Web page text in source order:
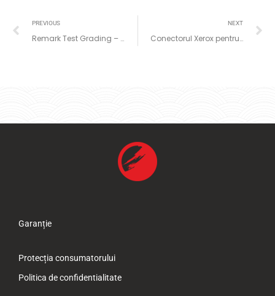
PREVIOUS
Remark Test Grading – Engleză – Spaniolă – Franceză
NEXT
Conectorul Xerox pentru Concur
Garanție
Protecția consumatorului
Politica de confidentialitate